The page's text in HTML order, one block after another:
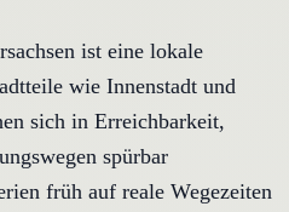
ist eine lokale
wie Innenstadt und
sich in Erreichbarkeit,
spürbar
früh auf reale Wegezeiten